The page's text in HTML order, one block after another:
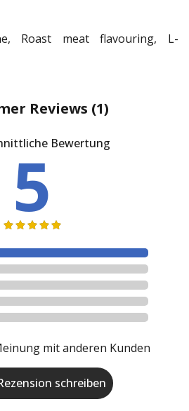
Roast meat flavouring, L-
Reviews (1)
Bewertung
5
mit anderen Kunden
schreiben